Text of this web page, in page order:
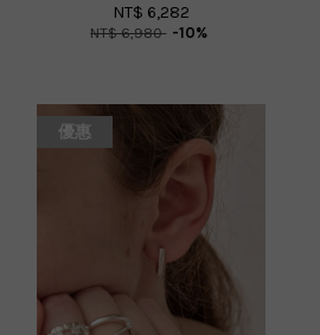
NT$ 6,282
NT$ 6,980 -10%
優惠